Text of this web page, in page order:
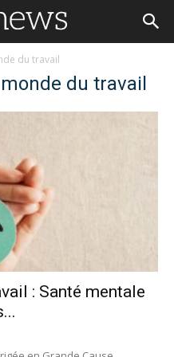
du travail
du travail
: Santé mentale